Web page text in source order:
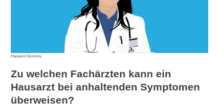
Hausarzt Grimma
Zu welchen Fachärzten kann ein
Hausarzt bei anhaltenden Symptomen
überweisen?